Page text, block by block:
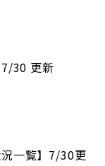
7/30 更新
況一覧】7/30更